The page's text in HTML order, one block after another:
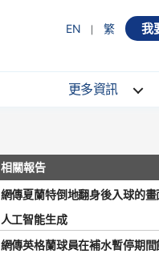
EN 繁 我
更多資訊
網傳夏蘭特倒地翻身後入球的畫
人工智能生成
網傳英格蘭球員在補水暫停期間